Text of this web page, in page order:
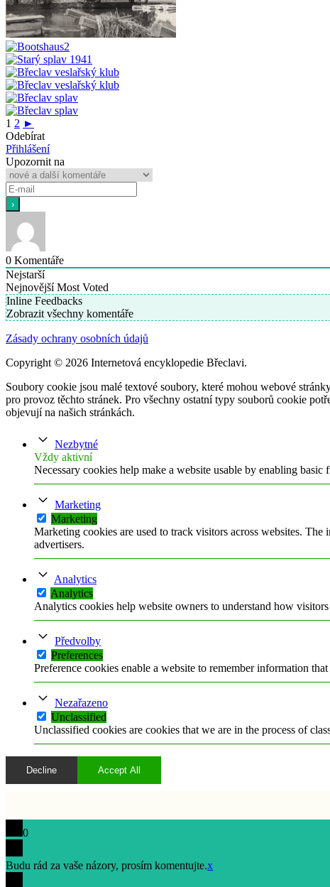
1 2 ►
Odebírat
Přihlášení
Upozornit na
0 Komentáře
Nejstarší
Nejnovější Most Voted
Inline Feedbacks
Zobrazit všechny komentáře
Zásady ochrany osobních údajů
Copyright © 2026 Internetová encyklopedie Břeclavi.
Soubory cookie jsou malé textové soubory, které mohou webové
pro provoz těchto stránek. Pro všechny ostatní typy souborů cookie
objevují na našich stránkách.
Nezbytné
Vždy aktivní
Necessary cookies help make a website usable by enabling
Marketing
Marketing
Marketing cookies are used to track visitors across websites.
advertisers.
Analytics
Analytics
Analytics cookies help website owners to understand how
Předvolby
Preferences
Preference cookies enable a website to remember information
Nezařazeno
Unclassified
Unclassified cookies are cookies that we are in the process of
Decline Accept All
0
Budu rád za vaše názory, prosím komentujte.x